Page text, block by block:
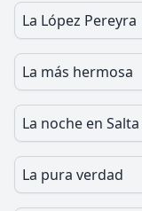
La López Pereyra
La más hermosa
La noche en Salta
La pura verdad